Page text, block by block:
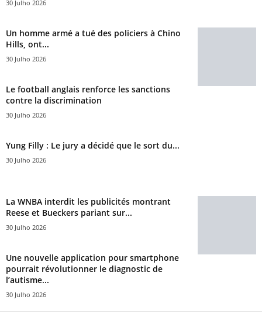
30 Julho 2026
Un homme armé a tué des policiers à Chino
Hills, ont...
30 Julho 2026
Le football anglais renforce les sanctions
contre la discrimination
30 Julho 2026
Yung Filly : Le jury a décidé que le sort du...
30 Julho 2026
La WNBA interdit les publicités montrant
Reese et Bueckers pariant sur...
30 Julho 2026
Une nouvelle application pour smartphone
pourrait révolutionner le diagnostic de
l’autisme...
30 Julho 2026